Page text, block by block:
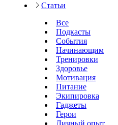
Статьи
Все
Подкасты
События
Начинающим
Тренировки
Здоровье
Мотивация
Питание
Экипировка
Гаджеты
Герои
Личный опыт